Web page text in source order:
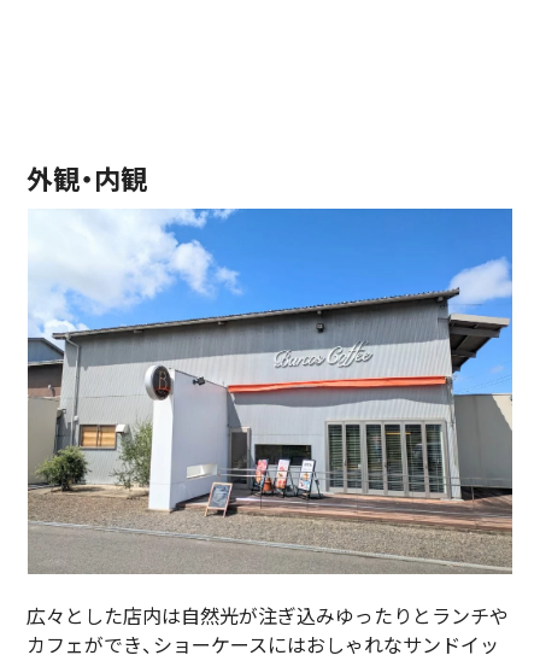
外観・内観
広々とした店内は自然光が注ぎ込みゆったりとランチや
カフェができ、ショーケースにはおしゃれなサンドイッ